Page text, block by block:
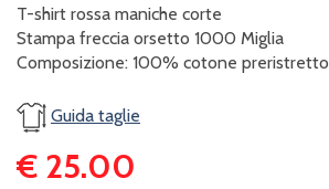
T-shirt rossa maniche corte
Stampa freccia orsetto 1000 Miglia
Composizione: 100% cotone preristretto
Guida taglie
€ 25.00